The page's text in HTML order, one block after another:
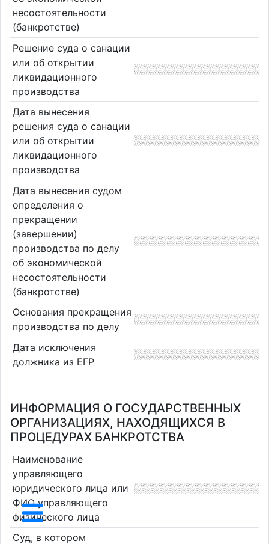
несостоятельности
(банкротстве)
Решение суда о санации
или об открытии
ликвидационного
производства
Дата вынесения
решения суда о санации
или об открытии
ликвидационного
производства
Дата вынесения судом
определения о
прекращении
(завершении)
производства по делу
об экономической
несостоятельности
(банкротстве)
Основания прекращения
производства по делу
Дата исключения
должника из ЕГР
ИНФОРМАЦИЯ О ГОСУДАРСТВЕННЫХ
ОРГАНИЗАЦИЯХ, НАХОДЯЩИХСЯ В
ПРОЦЕДУРАХ БАНКРОТСТВА
Наименование
управляющего
юридического лица или
ФИО управляющего
физического лица
Суд, в котором